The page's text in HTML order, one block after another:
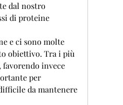
dal nostro
di proteine
e ci sono molte
obiettivo. Tra i più
invece
per
da mantenere